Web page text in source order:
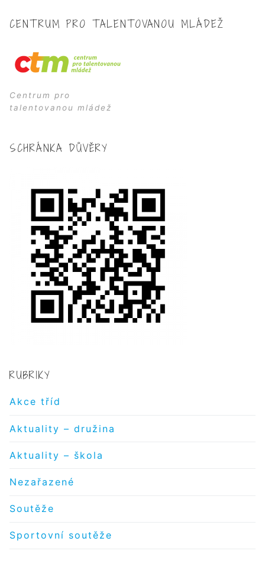
CENTRUM PRO TALENTOVANOU MLÁDEŽ
Centrum pro
talentovanou mládež
SCHRÁNKA DŮVĚRY
RUBRIKY
Akce tříd
Aktuality – družina
Aktuality – škola
Nezařazené
Soutěže
Sportovní soutěže